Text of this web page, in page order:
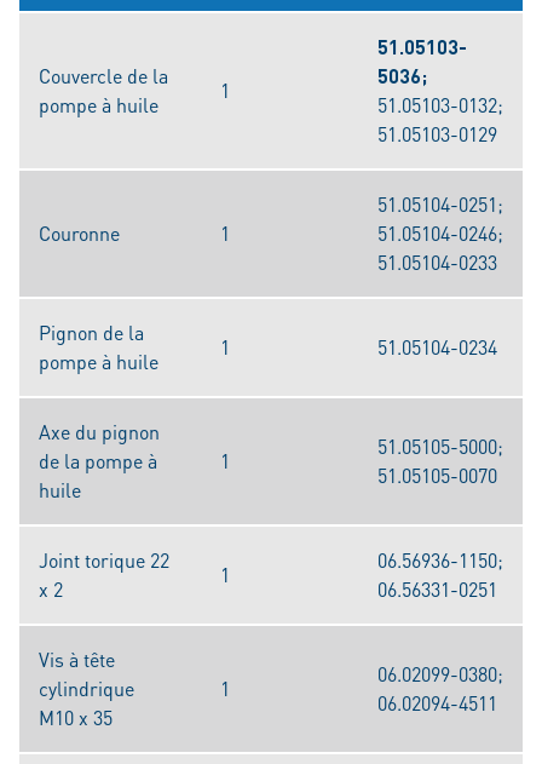
Couvercle de la
pompe à huile
1
51.05103-
5036;
51.05103-0132;
51.05103-0129
Couronne 1
51.05104-0251;
51.05104-0246;
51.05104-0233
Pignon de la
pompe à huile
1 51.05104-0234
Axe du pignon
de la pompe à
huile
1
51.05105-5000;
51.05105-0070
Joint torique 22
x 2
1
06.56936-1150;
06.56331-0251
Vis à tête
cylindrique
M10 x 35
1
06.02099-0380;
06.02094-4511